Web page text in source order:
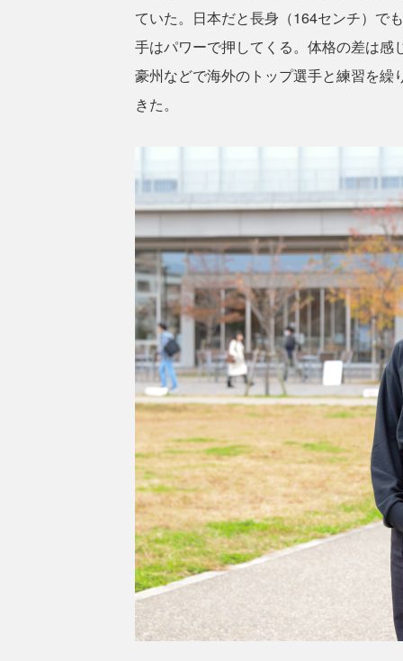
ていた。日本だと長身（164センチ）で
手はパワーで押してくる。体格の差は
豪州などで海外のトップ選手と練習を
きた。